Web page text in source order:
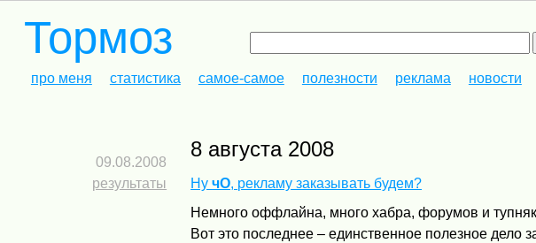
Тормоз
про меня статистика самое-самое полезности реклама новости
8 августа 2008
09.08.2008
результаты
НучО, рекламу заказывать будем?
Немного оффлайна, много хабра, форумов и
Вот это последнее – единственное полезное дело